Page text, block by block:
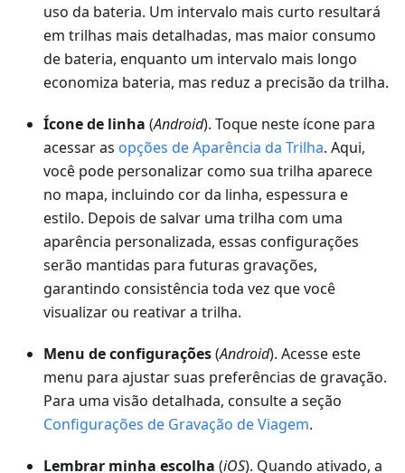
uso da bateria. Um intervalo mais curto resultará
em trilhas mais detalhadas, mas maior consumo
de bateria, enquanto um intervalo mais longo
economiza bateria, mas reduz a precisão da trilha.
Ícone de linha (Android). Toque neste ícone para
acessar as opções de Aparência da Trilha. Aqui,
você pode personalizar como sua trilha aparece
no mapa, incluindo cor da linha, espessura e
estilo. Depois de salvar uma trilha com uma
aparência personalizada, essas configurações
serão mantidas para futuras gravações,
garantindo consistência toda vez que você
visualizar ou reativar a trilha.
Menu de configurações(Android). Acesse este
menu para ajustar suas preferências de gravação.
Para uma visão detalhada, consulte a seção
Configurações de Gravação de Viagem.
Lembrar minha escolha (iOS). Quando ativado, a